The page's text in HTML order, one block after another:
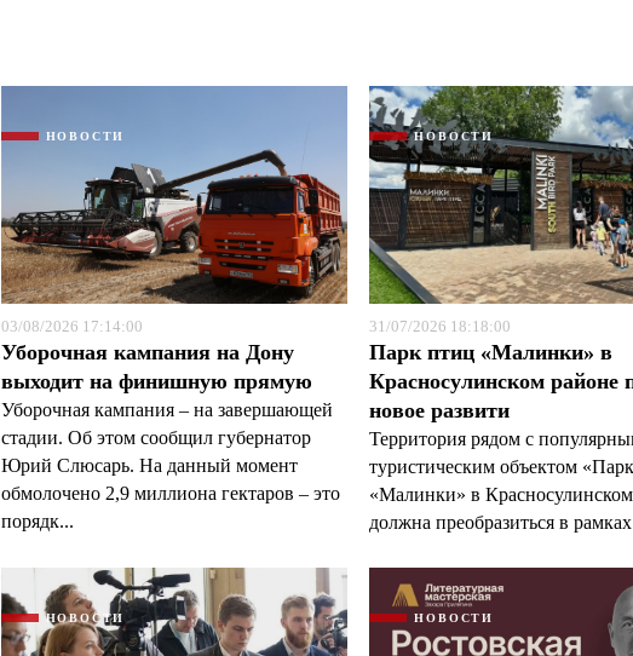
НОВОСТИ
03/08/2026 17:14:00
Уборочная кампания на Дону
выходит на финишную прямую
Уборочная кампания – на завершающей
стадии. Об этом сообщил губернатор
Юрий Слюсарь. На данный момент
обмолочено 2,9 миллиона гектаров – это
порядк...
НОВОСТИ
31/07/2026 18:18:00
Парк птиц «Малинки» в
Красносулинском районе
новое развити
Территория рядом с
туристическим объектом
«Малинки» в
должна преобразиться в
НОВОСТИ НОВОСТИ